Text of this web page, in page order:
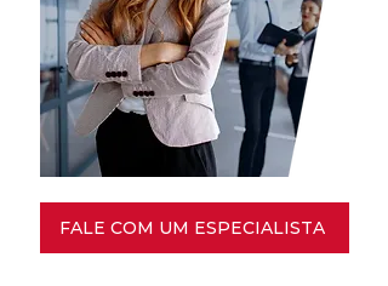
FALE COM UM ESPECIALISTA